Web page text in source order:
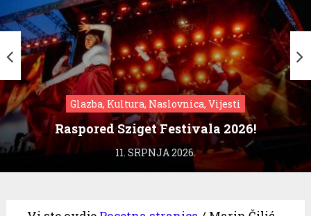
Glazba, Kultura, Naslovnica, Vijesti
Raspored Sziget Festivala 2026!
11. SRPNJA 2026.